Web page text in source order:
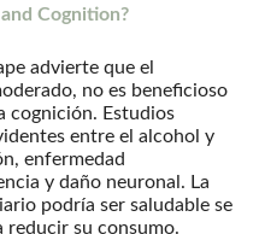
Cognition?
advierte que el
no es beneficioso
cognición. Estudios
entre el alcohol y
enfermedad
y daño neuronal. La
podría ser saludable se
reducir su consumo.